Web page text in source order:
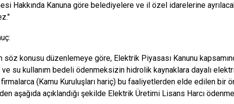
Hakkında Kanuna göre belediyelere ve il özel idarelerine
söz konusu düzenlemeye göre, Elektrik Piyasası Kanunu
su kullanım bedeli ödenmeksizin hidrolik kaynaklara dayalı
(Kamu Kuruluşları hariç) bu faaliyetlerden elde edilen bir
aşağıda açıklandığı şekilde Elektrik Üretimi Lisans Harcı